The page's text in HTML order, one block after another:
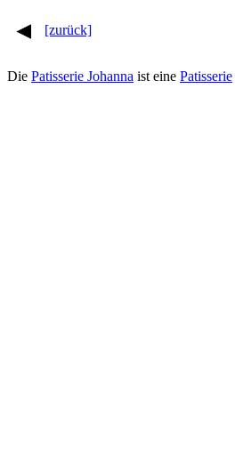
[zurück]
Die Patisserie Johanna ist eine Patisserie